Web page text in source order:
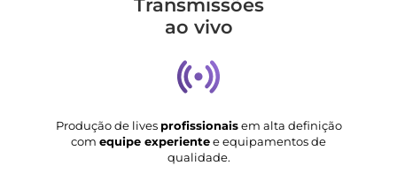
Transmis­sões
ao vivo
Produção de lives profissionaisem alta definição
com equipe experientee equipamentos de
qualidade.